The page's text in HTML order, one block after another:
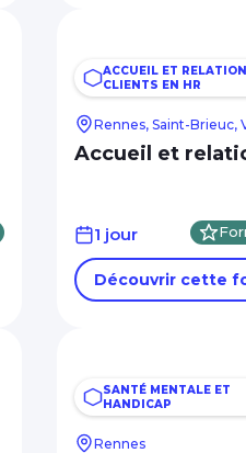
ACCUEIL ET RELATION
CLIENTS EN HR
Rennes, Saint-Brieuc,
Accueil et
1 jour
Découvrir cette
SANTÉ MENTALE ET
HANDICAP
Rennes